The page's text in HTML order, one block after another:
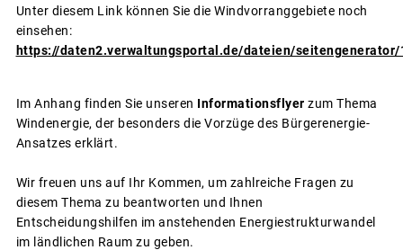
Unter diesem Link können Sie die Windvorranggebiete noch
einsehen:
https://daten2.verwaltungsportal.de/dateien/seitengenerator/
Im Anhang finden Sie unseren Informationsflyer zum Thema
Windenergie, der besonders die Vorzüge des Bürgerenergie-
Ansatzes erklärt.
Wir freuen uns auf Ihr Kommen, um zahlreiche Fragen zu
diesem Thema zu beantworten und Ihnen
Entscheidungshilfen im anstehenden Energiestrukturwandel
im ländlichen Raum zu geben.